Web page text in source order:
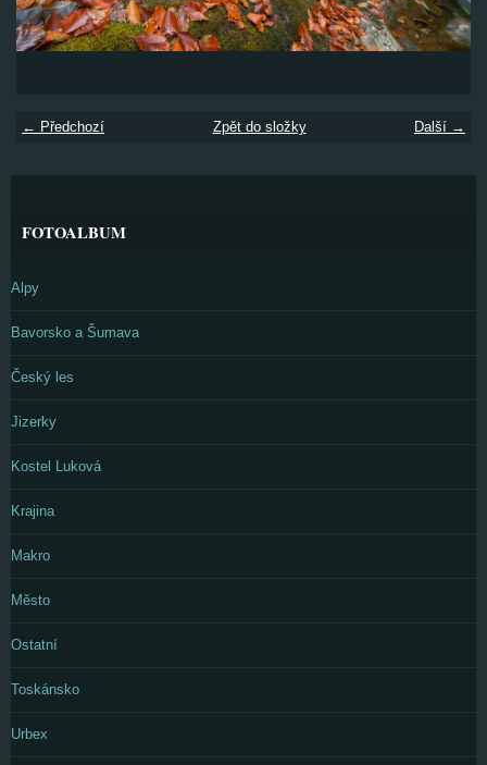
← Předchozí Další →
Zpět do složky
FOTOALBUM
Alpy
Bavorsko a Šumava
Český les
Jizerky
Kostel Luková
Krajina
Makro
Město
Ostatní
Toskánsko
Urbex